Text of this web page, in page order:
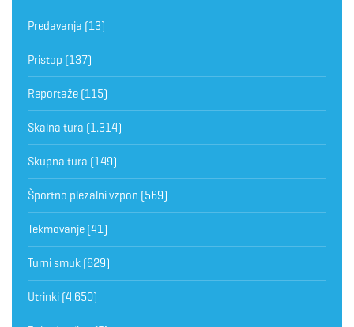
Predavanja (13)
Pristop (137)
Reportaže (115)
Skalna tura (1.314)
Skupna tura (149)
Športno plezalni vzpon (569)
Tekmovanje (41)
Turni smuk (629)
Utrinki (4.650)